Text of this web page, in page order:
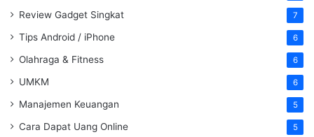
Review Gadget Singkat 7
Tips Android / iPhone 6
Olahraga & Fitness 6
UMKM 6
Manajemen Keuangan 5
Cara Dapat Uang Online 5